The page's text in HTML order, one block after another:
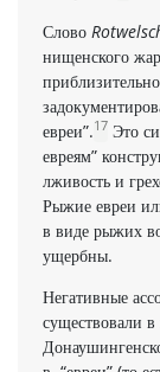
Слово
нищенского
евреи”.17 Это
евреям”
лживость и
Рыжие евреи
в виде рыжих
ущербны.
Негативные
существовали